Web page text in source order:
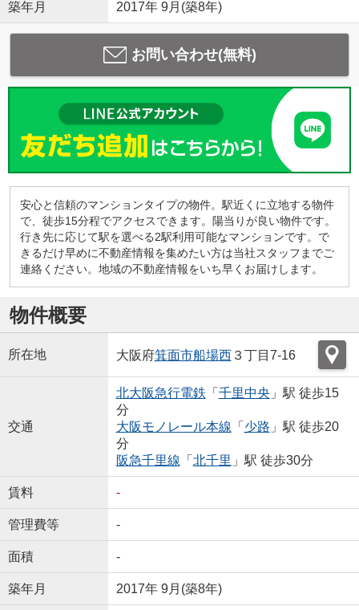
築年月 2017年 9月(築8年)
お問い合わせ(無料)
安心と信頼のマンションタイプの物件。駅近くに立地する物件
で、徒歩15分程でアクセスできます。陽当りが良い物件です。
行き先に応じて駅を選べる2駅利用可能なマンションです。で
きるだけ早めに不動産情報を集めたい方は当社スタッフまでご
連絡ください。地域の不動産情報をいち早くお届けします。
物件概要
所在地 大阪府箕面市船場西３丁目7-16
交通
北大阪急行電鉄 「 千里中央 」駅 徒歩15
分
大阪モノレール本線 「 少路 」駅 徒歩20
分
阪急千里線 「 北千里 」駅 徒歩30分
賃料 -
管理費等 -
面積 -
築年月 2017年 9月(築8年)